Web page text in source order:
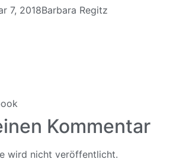
7, 2018Barbara Regitz
Kommentar
wird nicht veröffentlicht.